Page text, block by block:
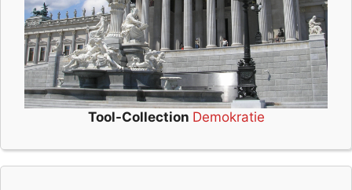
Tool-Collection Demokratie